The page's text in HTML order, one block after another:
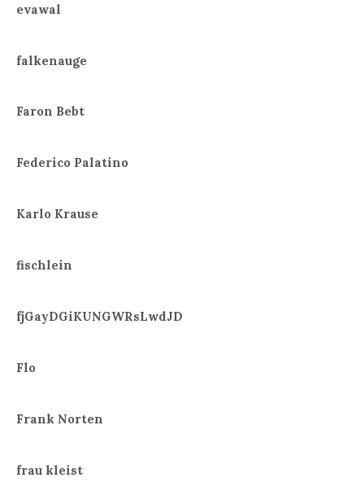
evawal
falkenauge
Faron Bebt
Federico Palatino
Karlo Krause
fischlein
fjGayDGiKUNGWRsLwdJD
Flo
Frank Norten
frau kleist